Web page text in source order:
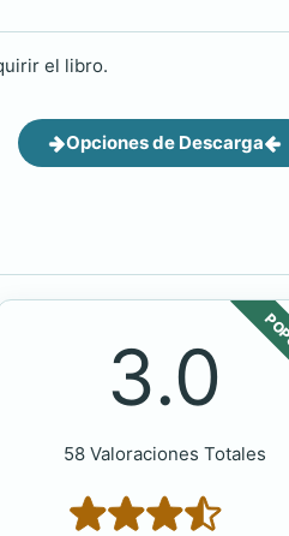
el libro.
Opciones de Descarga
3.0
58 Valoraciones Totales